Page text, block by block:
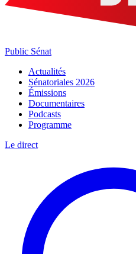
Public Sénat
Actualités
Sénatoriales 2026
Émissions
Documentaires
Podcasts
Programme
Le direct